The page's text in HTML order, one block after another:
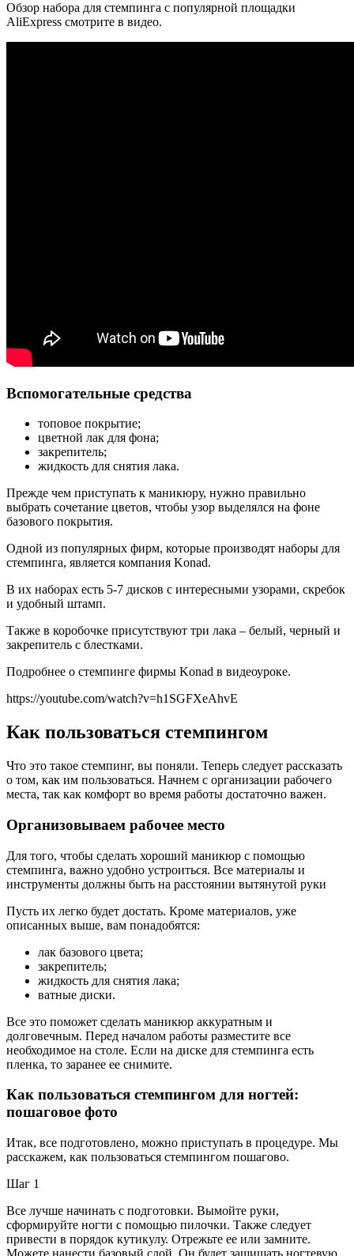
Обзор набора для стемпинга с популярной площадки
AliExpress смотрите в видео.
Вспомогательные средства
топовое покрытие;
цветной лак для фона;
закрепитель;
жидкость для снятия лака.
Прежде чем приступать к маникюру, нужно правильно
выбрать сочетание цветов, чтобы узор выделялся на фоне
базового покрытия.
Одной из популярных фирм, которые производят наборы для
стемпинга, является компания Konad.
В их наборах есть 5-7 дисков с интересными узорами, скребок
и удобный штамп.
Также в коробочке присутствуют три лака – белый, черный и
закрепитель с блестками.
Подробнее о стемпинге фирмы Konad в видеоуроке.
https://youtube.com/watch?v=h1SGFXeAhvE
Как пользоваться стемпингом
Что это такое стемпинг, вы поняли. Теперь следует рассказать
о том, как им пользоваться. Начнем с организации рабочего
места, так как комфорт во время работы достаточно важен.
Организовываем рабочее место
Для того, чтобы сделать хороший маникюр с помощью
стемпинга, важно удобно устроиться. Все материалы и
инструменты должны быть на расстоянии вытянутой руки
Пусть их легко будет достать. Кроме материалов, уже
описанных выше, вам понадобятся:
лак базового цвета;
закрепитель;
жидкость для снятия лака;
ватные диски.
Все это поможет сделать маникюр аккуратным и
долговечным. Перед началом работы разместите все
необходимое на столе. Если на диске для стемпинга есть
пленка, то заранее ее снимите.
Как пользоваться стемпингом для ногтей:
пошаговое фото
Итак, все подготовлено, можно приступать в процедуре. Мы
расскажем, как пользоваться стемпингом пошагово.
Шаг 1
Все лучше начинать с подготовки. Вымойте руки,
сформируйте ногти с помощью пилочки. Также следует
привести в порядок кутикулу. Отрежьте ее или замните.
Можете нанести базовый слой. Он будет защищать ногтевую